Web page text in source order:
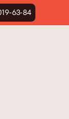
63-84